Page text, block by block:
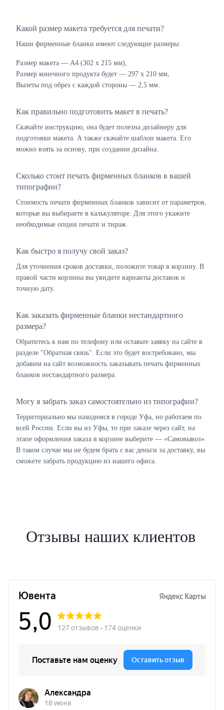
Какой размер макета требуется для печати?
Наши фирменные бланки имеют следующие размеры:
Размер макета — А4 (302 х 215 мм),
Размер конечного продукта будет — 297 х 210 мм,
Вылеты под обрез с каждой стороны — 2,5 мм.
Как правильно подготовить макет в печать?
Скачайте инструкцию, она будет полезна дизайнеру для
подготовки макета. А также скачайте шаблон макета. Его
можно взять за основу, при создании дизайна.
Сколько стоит печать фирменных бланков в вашей
типографии?
Стоимость печати фирменных бланков зависит от параметров,
которые вы выбираете в калькуляторе. Для этого укажите
необходимые опции печати и тираж.
Как быстро я получу свой заказ?
Для уточнения сроков доставки, положите товар в корзину. В
правой части корзины вы увидите варианты доставок и
точную дату.
Как заказать фирменные бланки нестандартного
размера?
Обратитесь к нам по телефону или оставьте заявку на сайте в
разделе "Обратная связь". Если это будет востребовано, мы
добавим на сайт возможность заказывать печать фирменных
бланков нестандартного размера.
Могу я забрать заказ самостоятельно из типографии?
Территориально мы находимся в городе Уфа, но работаем по
всей России. Если вы из Уфы, то при заказе через сайт, на
этапе оформления заказа в корзине выберите — «Самовывоз».
В таком случае мы не будем брать с вас деньги за доставку, вы
сможете забрать продукцию из нашего офиса.
Отзывы наших клиентов